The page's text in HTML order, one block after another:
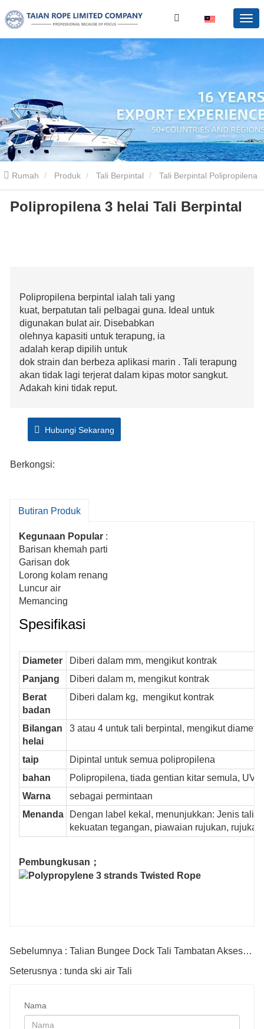
Rumah Produk Tali Berpintal Tali Berpintal Polipropilena
Polipropilena 3 helai Tali Berpintal
Polipropilena 3 helai Tali Berpintal
Polipropilena berpintal ialah tali yang
kuat, berpatutan tali pelbagai guna. Ideal untuk
digunakan bulat air. Disebabkan
olehnya kapasiti untuk terapung, ia
adalah kerap dipilih untuk
dok strain dan berbeza aplikasi marin . Tali terapung
akan tidak lagi terjerat dalam kipas motor sangkut.
Adakah kini tidak reput.
Hubungi Sekarang
Berkongsi:
Butiran Produk
Kegunaan Popular :
Barisan khemah parti
Garisan dok
Lorong kolam renang
Luncur air
Memancing
Spesifikasi
Diameter
Diberi dalam mm, mengikut kontrak
Panjang
Diberi dalam m, mengikut kontrak
Berat
badan
Diberi dalam kg, mengikut kontrak
Bilangan
helai
3 atau 4 untuk tali berpintal, mengikut
taip
Dipintal untuk semua polipropilena
bahan
Polipropilena, tiada gentian kitar semula, UV
Warna
sebagai permintaan
Menanda
Dengan label kekal, menunjukkan: Jenis tali,
kekuatan tegangan, piawaian rujukan,
Pembungkusan；
Sebelumnya : Talian Bungee Dock Tali Tambatan Aksesori Bot Talian
Seterusnya : tunda ski air Tali
Nama